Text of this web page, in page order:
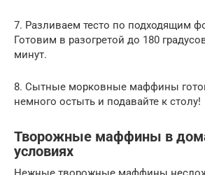
7. Разливаем тесто по подходящим
Готовим в разогретой до 180
минут.
8. Сытные морковные маффины
немного остыть и подавайте к столу!
Творожные маффины в
условиях